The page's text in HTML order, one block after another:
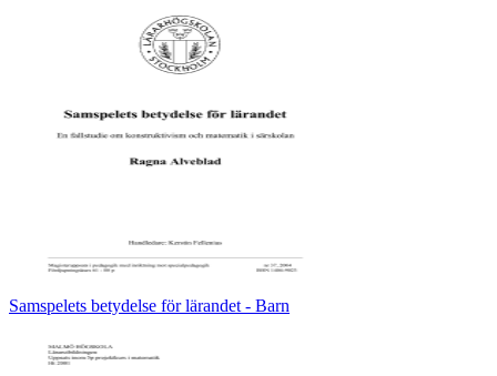
Samspelets betydelse för lärandet - Barn